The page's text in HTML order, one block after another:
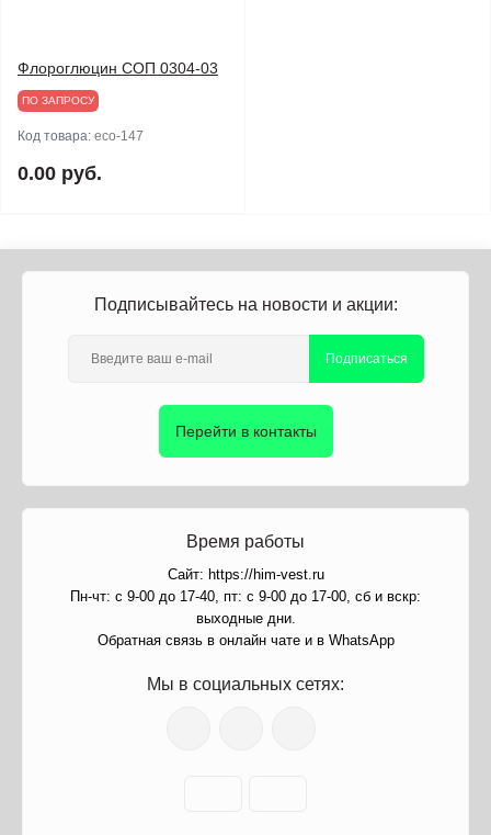
Флороглюцин СОП 0304-03
ПО ЗАПРОСУ
Код товара: eco-147
0.00 руб.
Подписывайтесь на новости и акции:
Подписаться
Перейти в контакты
Время работы
Сайт: https://him-vest.ru
Пн-чт: с 9-00 до 17-40, пт: с 9-00 до 17-00, сб и вскр:
выходные дни.
Обратная связь в онлайн чате и в WhatsApp
Мы в социальных сетях: